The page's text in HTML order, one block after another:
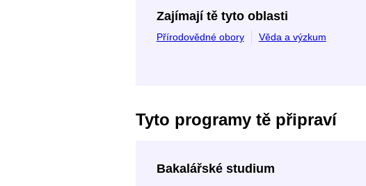
Zajímají tě tyto oblasti
Přírodovědné obory Věda a výzkum
Tyto programy tě připraví
Bakalářské studium